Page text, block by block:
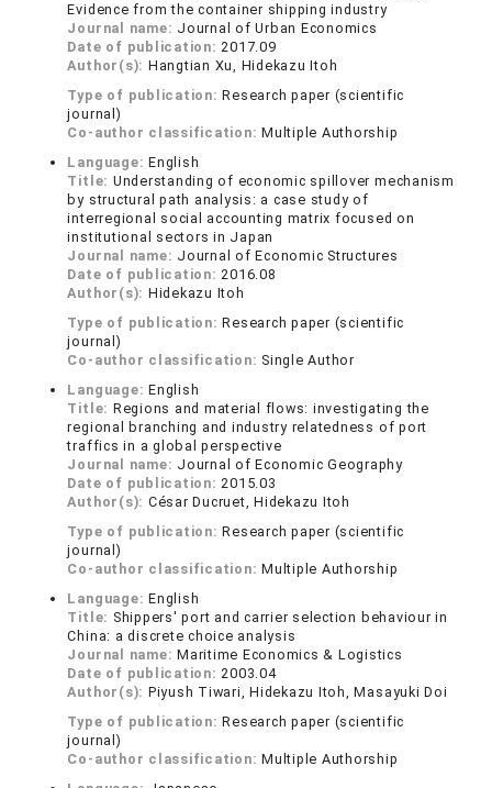
Evidence from the container shipping industry
Journal name: Journal of Urban Economics
Date of publication:2017.09
Author(s): Hangtian Xu, Hidekazu Itoh
Type of publication:Research paper (scientific
journal)
Co-author classification:Multiple Authorship
Language:English
Title: Understanding of economic spillover mechanism
by structural path analysis: a case study of
interregional social accounting matrix focused on
institutional sectors in Japan
Journal name: Journal of Economic Structures
Date of publication:2016.08
Author(s): Hidekazu Itoh
Type of publication:Research paper (scientific
journal)
Co-author classification: Single Author
Language:English
Title: Regions and material flows: investigating the
regional branching and industry relatedness of port
traffics in a global perspective
Journal name: Journal of Economic Geography
Date of publication:2015.03
Author(s): César Ducruet, Hidekazu Itoh
Type of publication:Research paper (scientific
journal)
Co-author classification:Multiple Authorship
Language:English
Title: Shippers' port and carrier selection behaviour in
China: a discrete choice analysis
Journal name:Maritime Economics & Logistics
Date of publication:2003.04
Author(s): Piyush Tiwari, Hidekazu Itoh, Masayuki Doi
Type of publication:Research paper (scientific
journal)
Co-author classification:Multiple Authorship